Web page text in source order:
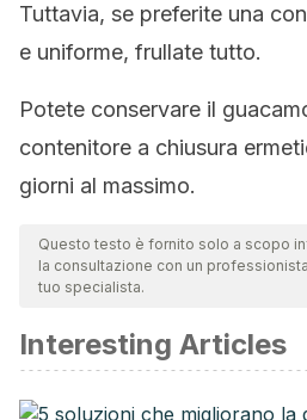
Tuttavia, se preferite una
e uniforme, frullate tutto.
Potete conservare il
contenitore a chiusura
giorni al massimo.
Questo testo è fornito solo a scopo
la consultazione con un
tuo specialista.
Interesting Articles